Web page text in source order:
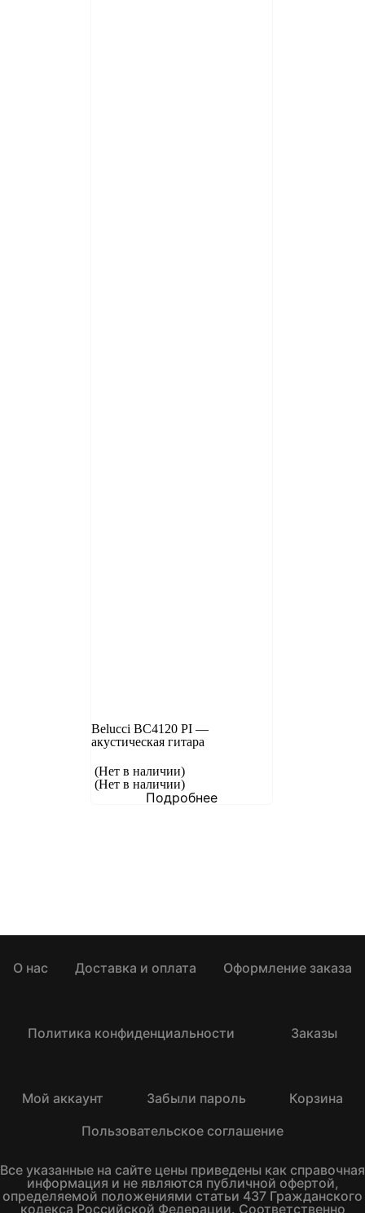
Belucci BC4120 PI —
акустическая гитара
(Нет в наличии)
(Нет в наличии)
Подробнее
О нас Доставка и оплата Оформление заказа
Политика конфиденциальности Заказы
Мой аккаунт Забыли пароль
Корзина
Пользовательское соглашение
Все указанные на сайте цены приведены как справочная
информация и не являются публичной офертой,
определяемой положениями статьи 437 Гражданского
кодекса Российской Федерации. Соответственно